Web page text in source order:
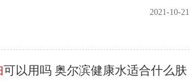
2021-10-21
可以用吗 奥尔滨健康水适合什么肤